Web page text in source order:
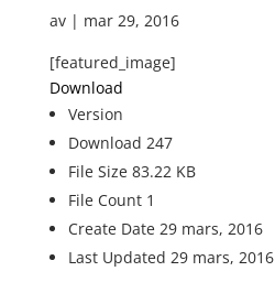
av | mar 29, 2016
[featured_image]
Download
Version
Download 247
File Size 83.22 KB
File Count 1
Create Date 29 mars, 2016
Last Updated 29 mars, 2016